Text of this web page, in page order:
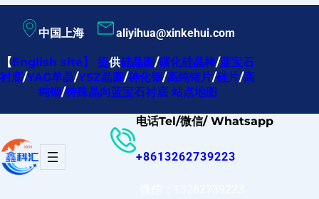
内
容
中国上海 aliyihua@xinkehui.com
【English site】提供硅晶圆/碳化硅晶棒/蓝宝石
衬底/YAG单晶/YSZ晶圆/砷化铟/高纯锗片/硅片/高
纯铟/特殊晶向蓝宝石衬底 站点地图
电话Tel/微信/ Whatsapp
+8613262739223